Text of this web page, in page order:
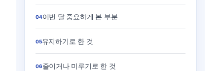
04이번 달 중요하게 본 부분
05유지하기로 한 것
06줄이거나 미루기로 한 것